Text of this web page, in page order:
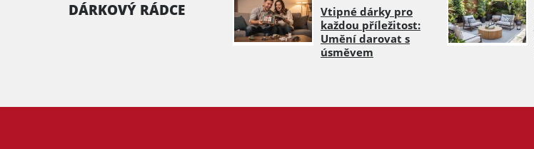
DÁRKOVÝ RÁDCE
Vtipné dárky pro
každou příležitost:
Umění darovat s
úsměvem